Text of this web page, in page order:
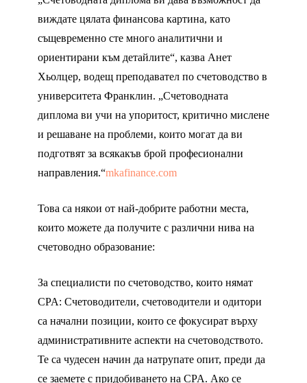
виждате цялата финансова картина, като
същевременно сте много аналитични и
ориентирани към детайлите“, казва Анет
Хьолцер, водещ преподавател по счетоводство в
университета Франклин. „Счетоводната
диплома ви учи на упоритост, критично мислене
и решаване на проблеми, които могат да ви
подготвят за всякакъв брой професионални
направления.“mkafinance.com
Това са някои от най-добрите работни места,
които можете да получите с различни нива на
счетоводно образование:
За специалисти по счетоводство, които нямат
CPA: Счетоводители, счетоводители и одитори
са начални позиции, които се фокусират върху
административните аспекти на счетоводството.
Те са чудесен начин да натрупате опит, преди да
се заемете с придобиването на CPA. Ако се